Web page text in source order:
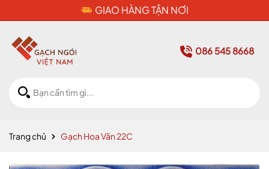
CAM KẾT HÀNG CHÍNH HÃNG
086 545 8668
Trang chủ Gạch Hoa Văn 22C